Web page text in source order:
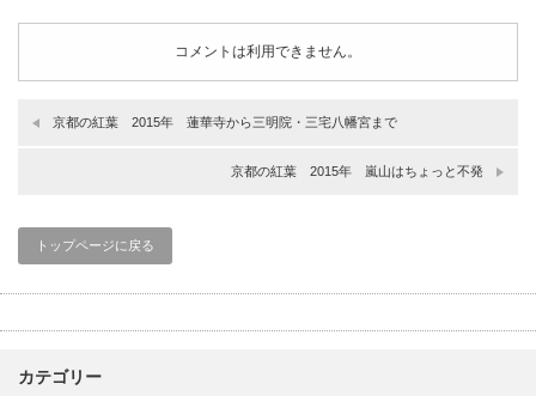
コメントは利用できません。
京都の紅葉 2015年 蓮華寺から三明院・三宅八幡宮まで
京都の紅葉 2015年 嵐山はちょっと不発
トップページに戻る
カテゴリー